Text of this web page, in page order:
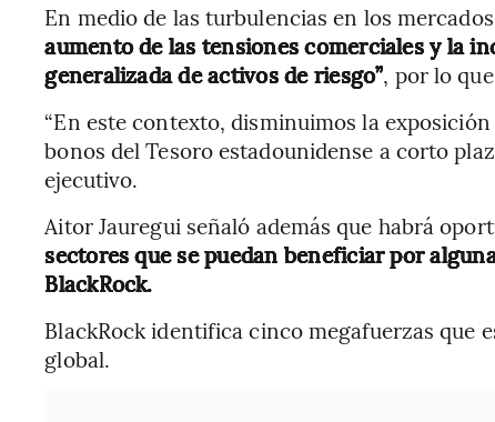
En medio de las turbulencias en los
aumento de las tensiones comerciales y la
generalizada de activos de riesgo”, por lo
“En este contexto, disminuimos la
bonos del Tesoro estadounidense a corto
ejecutivo.
Aitor Jauregui señaló además que habrá
sectores que se puedan beneficiar por
BlackRock.
BlackRock identifica cinco megafuerzas que
global.